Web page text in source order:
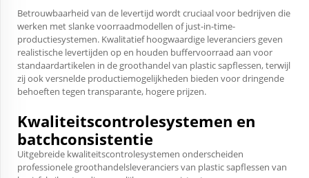
Betrouwbaarheid van de levertijd wordt cruciaal voor bedrijven die
werken met slanke voorraadmodellen of just-in-time-
productiesystemen. Kwalitatief hoogwaardige leveranciers geven
realistische levertijden op en houden buffervoorraad aan voor
standaardartikelen in de groothandel van plastic sapflessen, terwijl
zij ook versnelde productiemogelijkheden bieden voor dringende
behoeften tegen transparante, hogere prijzen.
Kwaliteitscontrolesystemen en
batchconsistentie
Uitgebreide kwaliteitscontrolesystemen onderscheiden
professionele groothandelsleveranciers van plastic sapflessen van